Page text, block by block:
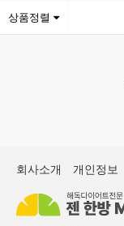
상품정렬
회사소개 개인정보